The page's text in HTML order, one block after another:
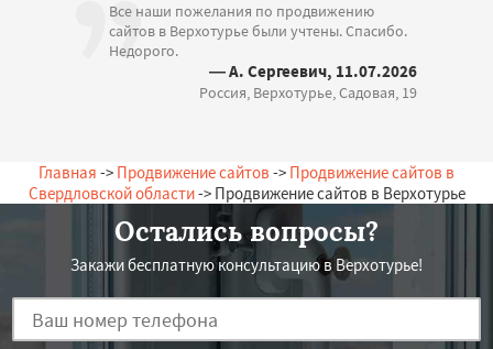
Все наши пожелания по продвижению
сайтов в Верхотурье были учтены. Спасибо.
Недорого.
— А. Сергеевич, 11.07.2026
Россия, Верхотурье, Садовая, 19
Главная -> Продвижение сайтов -> Продвижение сайтов в
Свердловской области-> Продвижение сайтов в Верхотурье
Остались вопросы?
Закажи бесплатную консультацию в Верхотурье!